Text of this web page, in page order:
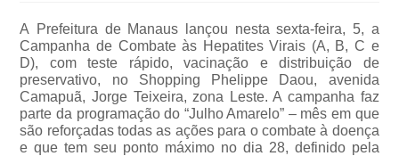
A Prefeitura de Manaus lançou nesta sexta-feira, 5, a
Campanha de Combate às Hepatites Virais (A, B, C e
D), com teste rápido, vacinação e distribuição de
preservativo, no Shopping Phelippe Daou, avenida
Camapuã, Jorge Teixeira, zona Leste. A campanha faz
parte da programação do “Julho Amarelo” – mês em que
são reforçadas todas as ações para o combate à doença
e que tem seu ponto máximo no dia 28, definido pela